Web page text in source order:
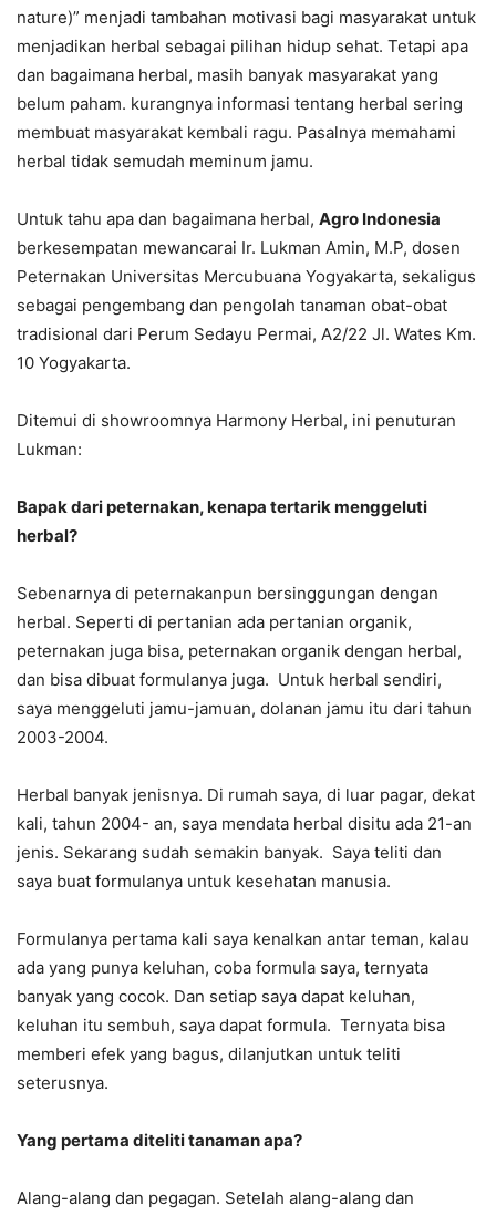
nature)” menjadi tambahan motivasi bagi masyarakat untuk
menjadikan herbal sebagai pilihan hidup sehat. Tetapi apa
dan bagaimana herbal, masih banyak masyarakat yang
belum paham. kurangnya informasi tentang herbal sering
membuat masyarakat kembali ragu. Pasalnya memahami
herbal tidak semudah meminum jamu.
Untuk tahu apa dan bagaimana herbal, Agro Indonesia
berkesempatan mewancarai Ir. Lukman Amin, M.P, dosen
Peternakan Universitas Mercubuana Yogyakarta, sekaligus
sebagai pengembang dan pengolah tanaman obat-obat
tradisional dari Perum Sedayu Permai, A2/22 Jl. Wates Km.
10 Yogyakarta.
Ditemui di showroomnya Harmony Herbal, ini penuturan
Lukman:
Bapak dari peternakan, kenapa tertarik menggeluti
herbal?
Sebenarnya di peternakanpun bersinggungan dengan
herbal. Seperti di pertanian ada pertanian organik,
peternakan juga bisa, peternakan organik dengan herbal,
dan bisa dibuat formulanya juga. Untuk herbal sendiri,
saya menggeluti jamu-jamuan, dolanan jamu itu dari tahun
2003-2004.
Herbal banyak jenisnya. Di rumah saya, di luar pagar, dekat
kali, tahun 2004- an, saya mendata herbal disitu ada 21-an
jenis. Sekarang sudah semakin banyak. Saya teliti dan
saya buat formulanya untuk kesehatan manusia.
Formulanya pertama kali saya kenalkan antar teman, kalau
ada yang punya keluhan, coba formula saya, ternyata
banyak yang cocok. Dan setiap saya dapat keluhan,
keluhan itu sembuh, saya dapat formula. Ternyata bisa
memberi efek yang bagus, dilanjutkan untuk teliti
seterusnya.
Yang pertama diteliti tanaman apa?
Alang-alang dan pegagan. Setelah alang-alang dan